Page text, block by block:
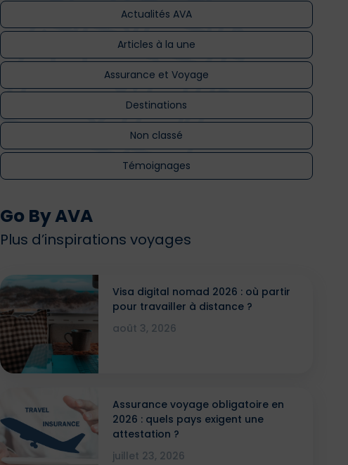
Actualités AVA
Articles à la une
Assurance et Voyage
Destinations
Non classé
Témoignages
Go By AVA
Plus d’inspirations voyages
Visa digital nomad 2026 : où partir
pour travailler à distance ?
août 3, 2026
Assurance voyage obligatoire en
2026 : quels pays exigent une
attestation ?
juillet 23, 2026